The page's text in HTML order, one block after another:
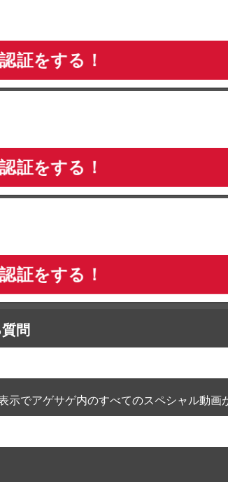
証をする！
証をする！
証をする！
問
でアゲサゲ内のすべてのスペシャル動画